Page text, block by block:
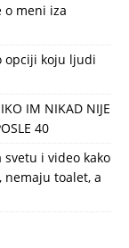
meni iza
opciji koju ljudi
IM NIKAD NIJE
40
i video kako
nemaju toalet, a